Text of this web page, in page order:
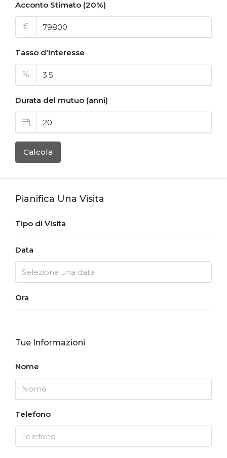
Acconto Stimato (20%)
€
Tasso d'interesse
%
Durata del mutuo (anni)
Calcola
Pianifica Una Visita
Tipo di Visita
Data
Ora
Tue Informazioni
Nome
Telefono